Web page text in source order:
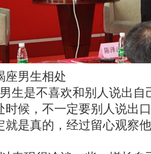
座男生相处
生是不喜欢和别人说出自
时候，不一定要别人说出
就是真的，经过留心观察